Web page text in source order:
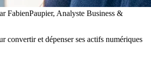
FabienPaupier, Analyste Business &
convertir et dépenser ses actifs numériques